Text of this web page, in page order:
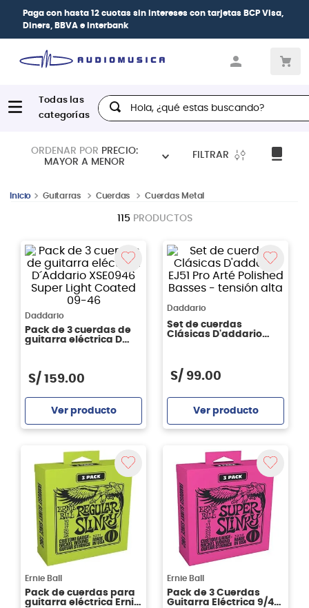
Paga con hasta 12 cuotas sin intereses con tarjetas BCP Visa,
Diners, BBVA e Interbank
Hola, ¿qué estas buscando?
ORDENAR POR PRECIO:
MAYOR A MENOR
FILTRAR
Guitarras Cuerdas Cuerdas Metal
115 PRODUCTOS
Daddario
Pack de 3 cuerdas de
guitarra eléctrica D
S/ 159.00
Ver producto
Daddario
Set de cuerdas
Clásicas D'addario
S/ 99.00
Ver producto
Ernie Ball
Pack de cuerdas para
guitarra eléctrica Ernie
Ernie Ball
Pack de 3 Cuerdas
Guitarra Eléctrica 9/42